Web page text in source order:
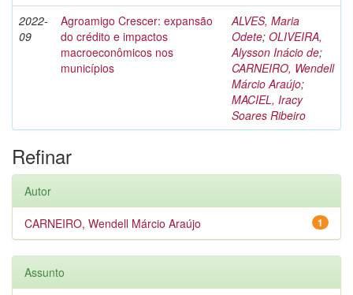
2022-
09
Agroamigo Crescer: expansão
do crédito e impactos
macroeconômicos nos
municípios
ALVES, Maria
Odete; OLIVEIRA,
Alysson Inácio de;
CARNEIRO, Wendell
Márcio Araújo;
MACIEL, Iracy
Soares Ribeiro
Refinar
Autor
1
CARNEIRO, Wendell Márcio Araújo
Assunto